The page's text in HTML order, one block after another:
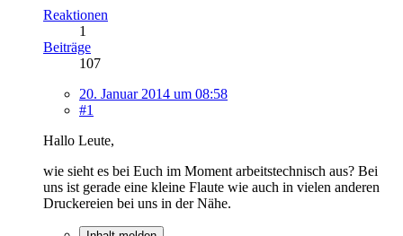
Reaktionen
1
Beiträge
107
20. Januar 2014 um 08:58
#1
Hallo Leute,
wie sieht es bei Euch im Moment arbeitstechnisch aus? Bei
uns ist gerade eine kleine Flaute wie auch in vielen anderen
Druckereien bei uns in der Nähe.